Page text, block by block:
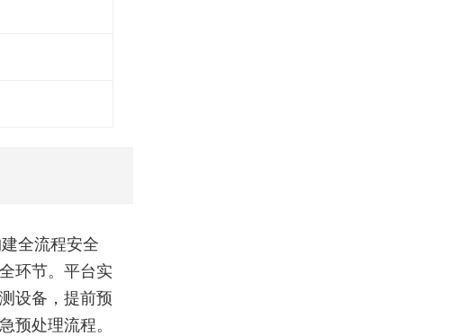
全流程安全
环节。平台实
设备，提前预
预处理流程。